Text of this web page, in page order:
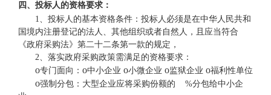
四 、投标人的资格要求：
1、投标人的基本资格条件：投标人必须是在中华人民共和
国境内注册登记的法人、其他组织或者自然人，且应当符合
《政府采购法》第二十二条第一款的规定，
2、落实政府采购政策需满足的资格要求：
o专门面向： o中小企业 o小微企业 o监狱企业 o福利性单位
o强制分包：大型企业应将采购份额的
%分包给中小企